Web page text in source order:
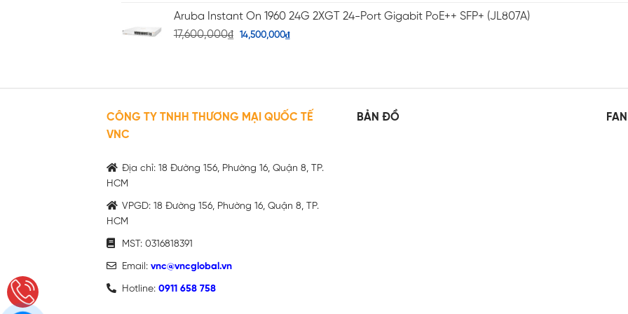
Aruba Instant On 1960 24G 2XGT 24-Port Gigabit PoE++ SFP+ (JL807A)
17,600,000₫ 14,500,000₫
CÔNG TY TNHH THƯƠNG MẠI QUỐC TẾ
VNC
Địa chỉ: 18 Đường 156, Phường 16, Quận 8, TP.
HCM
VPGD: 18 Đường 156, Phường 16, Quận 8, TP.
HCM
MST: 0316818391
Email: vnc@vncglobal.vn
Hotline: 0911 658 758
BẢN ĐỒ